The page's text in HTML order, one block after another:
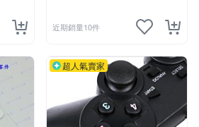
近期銷量10件
超人氣賣家